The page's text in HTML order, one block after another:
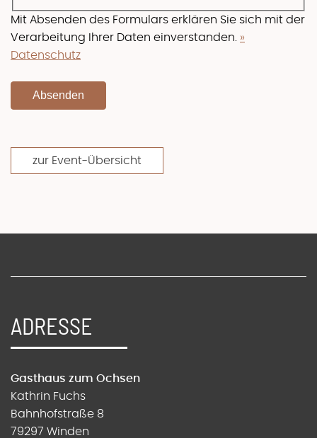
Mit Absenden des Formulars erklären Sie sich mit der
Verarbeitung Ihrer Daten einverstanden. »
Datenschutz
zur Event-Übersicht
ADRESSE
Gasthaus zum Ochsen
Kathrin Fuchs
Bahnhofstraße 8
79297 Winden